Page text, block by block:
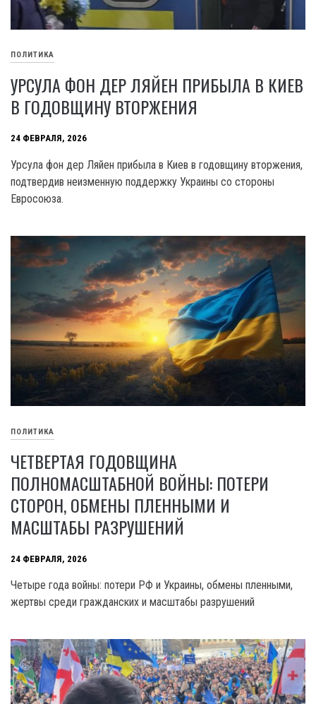
ПОЛИТИКА
УРСУЛА ФОН ДЕР ЛЯЙЕН ПРИБЫЛА В КИЕВ
В ГОДОВЩИНУ ВТОРЖЕНИЯ
24 ФЕВРАЛЯ, 2026
Урсула фон дер Ляйен прибыла в Киев в годовщину вторжения,
подтвердив неизменную поддержку Украины со стороны
Евросоюза.
ПОЛИТИКА
ЧЕТВЕРТАЯ ГОДОВЩИНА
ПОЛНОМАСШТАБНОЙ ВОЙНЫ: ПОТЕРИ
СТОРОН, ОБМЕНЫ ПЛЕННЫМИ И
МАСШТАБЫ РАЗРУШЕНИЙ
24 ФЕВРАЛЯ, 2026
Четыре года войны: потери РФ и Украины, обмены пленными,
жертвы среди гражданских и масштабы разрушений